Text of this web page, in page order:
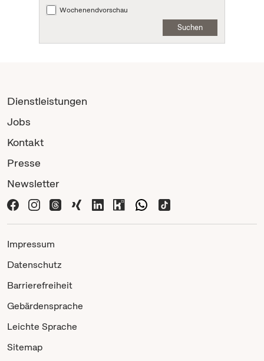
Wochenendvorschau
Suchen
Dienstleistungen
Jobs
Kontakt
Presse
Newsletter
Impressum
Datenschutz
Barrierefreiheit
Gebärdensprache
Leichte Sprache
Sitemap